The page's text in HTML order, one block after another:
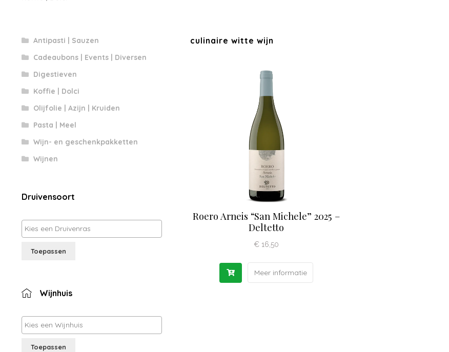
culinaire witte wijn
Roero Arneis “San Michele” 2025 –
Deltetto
€ 16,50
Meer informatie
Antipasti | Sauzen
Cadeaubons | Events | Diversen
Digestieven
Koffie | Dolci
Olijfolie | Azijn | Kruiden
Pasta | Meel
Wijn- en geschenkpakketten
Wijnen
Druivensoort
Toepassen
Wijnhuis
Toepassen